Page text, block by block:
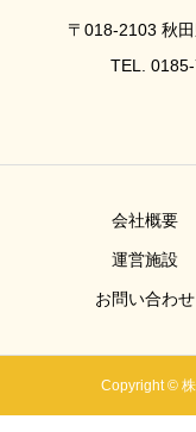
〒018-2103 秋
TEL.
会社概要
運営施設
お問い合わせ
Copyright ©